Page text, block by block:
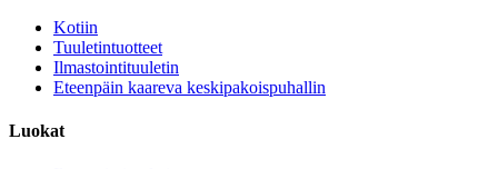
Kotiin
Tuuletintuotteet
Ilmastointituuletin
Eteenpäin kaareva keskipakoispuhallin
Luokat